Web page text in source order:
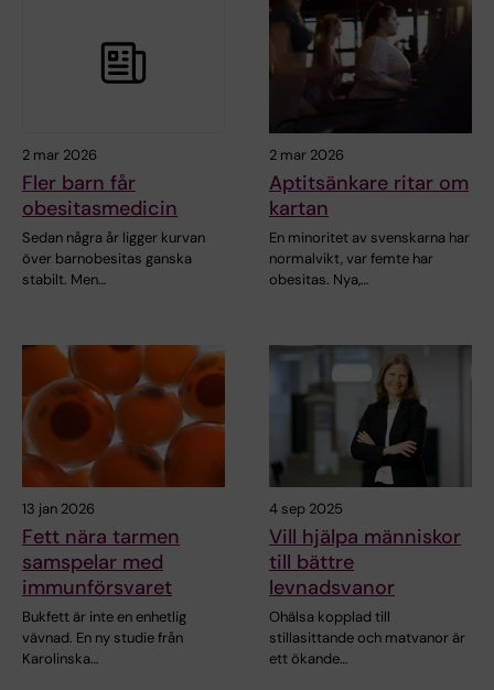
2 mar 2026
Fler barn får
obesitasmedicin
Sedan några år ligger kurvan
över barn­obesitas ganska
stabilt. Men…
2 mar 2026
Aptitsänkare ritar om
kartan
En minoritet av svenskarna har
normalvikt, var femte har
obesitas. Nya,…
13 jan 2026
Fett nära tarmen
samspelar med
immunförsvaret
Bukfett är inte en enhetlig
vävnad. En ny studie från
Karolinska…
4 sep 2025
Vill hjälpa människor
till bättre
levnadsvanor
Ohälsa kopplad till
stillasittande och matvanor är
ett ökande…